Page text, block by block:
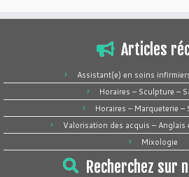
Articles
Assistant(e) en soins
Horaires – Sculpture –
Horaires – Marqueterie –
Valorisation des acquis – Anglais
Mixologie
Recherchez sur